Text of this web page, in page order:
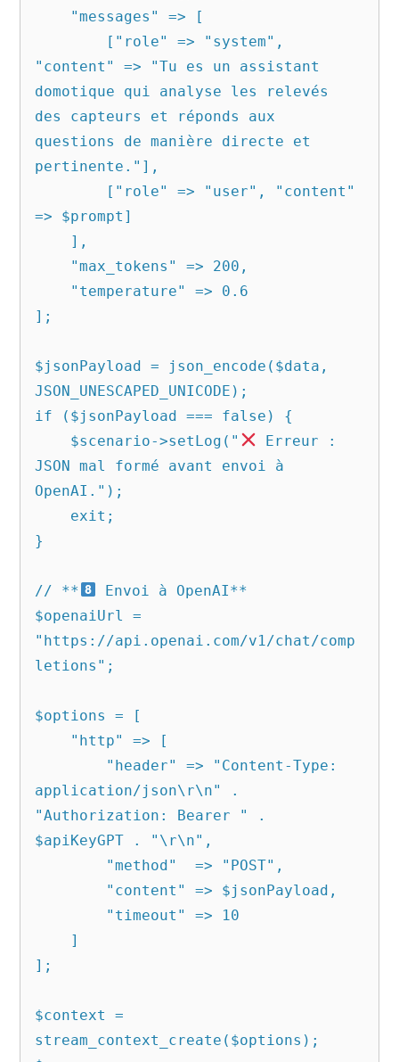
"content" => "Tu es un assistant
domotique qui analyse les relevés
des capteurs et réponds aux
questions de manière directe et
pertinente."],
=> $prompt]
];
$jsonPayload = json_encode($data,
JSON_UNESCAPED_UNICODE);
if ($jsonPayload === false) {
    $scenario->setLog("
Erreur :
JSON mal formé avant envoi à
OpenAI.");
}
// **
Envoi à OpenAI**
$openaiUrl =
"https://api.openai.com/v1/chat/comp
letions";
$options = [
application/json\r\n" .
"Authorization: Bearer " .
$apiKeyGPT . "\r\n",
];
$context =
stream_context_create($options);